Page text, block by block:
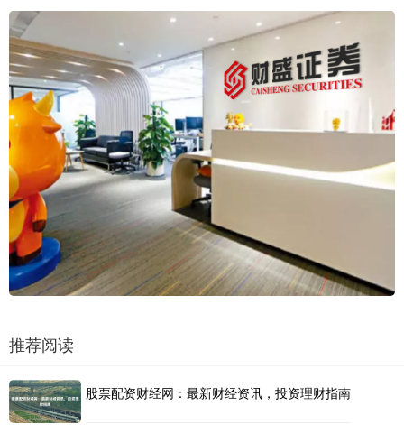
推荐阅读
股票配资财经网：最新财经资讯，投资理财指南